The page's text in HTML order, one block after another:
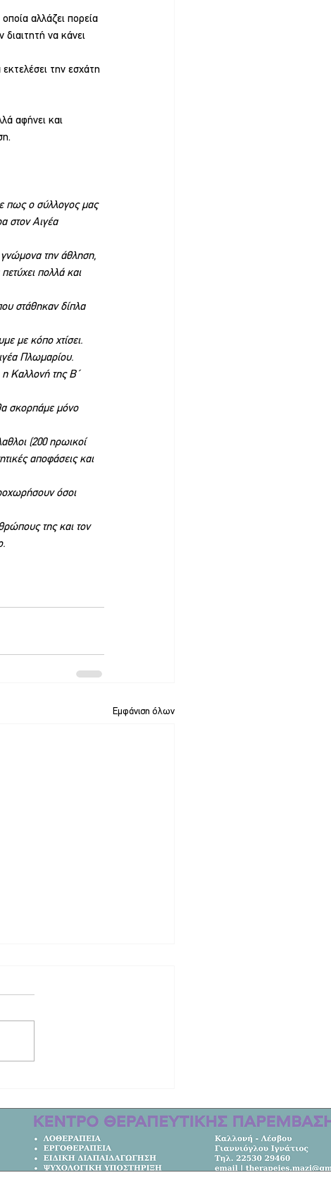
αλλάζει πορεία
διαιτητή να κάνει
την εσχάτη
αφήνει και
πως ο σύλλογος μας
στον Αιγέα
γνώμονα την άθληση,
πολλά και
στάθηκαν δίπλα
με κόπο χτίσει.
Πλωμαρίου.
η Καλλονή της Β΄
σκορπάμε μόνο
(200 ηρωικοί
αποφάσεις και
όσοι
της και τον
Εμφάνιση όλων